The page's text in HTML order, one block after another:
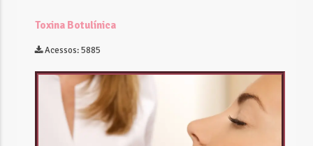
Toxina Botulínica
Acessos: 5885